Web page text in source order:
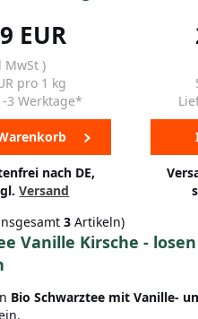
EUR
MwSt )
pro 1 kg
3 Werktage*
nach DE,
Versand
3 Artikeln)
Vanille Kirsche -
Bio Schwarztee mit Vanille-